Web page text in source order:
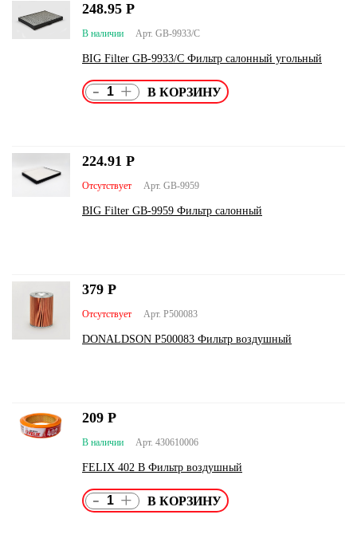
Арт. GB-9933/C
В наличии
BIG Filter GB-9933/C Фильтр салонный угольный
248.95 Р
- +
Арт. GB-9959
Отсутствует
BIG Filter GB-9959 Фильтр салонный
224.91 Р
Арт. P500083
Отсутствует
DONALDSON P500083 Фильтр воздушный
379 Р
Арт. 430610006
В наличии
FELIX 402 В Фильтр воздушный
209 Р
- +